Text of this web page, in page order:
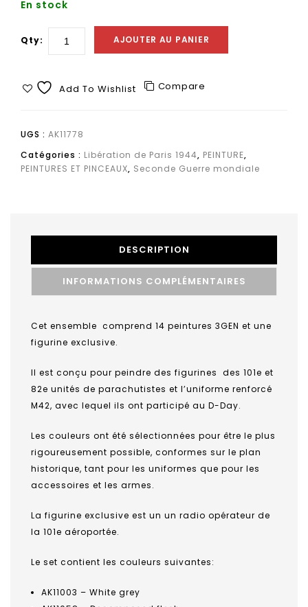
En stock
Qty: AJOUTER AU PANIER
Add To Wishlist Compare
UGS : AK11778
Catégories : Libération de Paris 1944, PEINTURE,
PEINTURES ET PINCEAUX, Seconde Guerre mondiale
DESCRIPTION
INFORMATIONS COMPLÉMENTAIRES
Cet ensemble comprend 14 peintures 3GEN et une
figurine exclusive.
Il est conçu pour peindre des figurines des 101e et
82e unités de parachutistes et l’uniforme renforcé
M42, avec lequel ils ont participé au D-Day.
Les couleurs ont été sélectionnées pour être le plus
rigoureusement possible, conformes sur le plan
historique, tant pour les uniformes que pour les
accessoires et les armes.
La figurine exclusive est un un radio opérateur de
la 101e aéroportée.
Le set contient les couleurs suivantes:
AK11003 – White grey